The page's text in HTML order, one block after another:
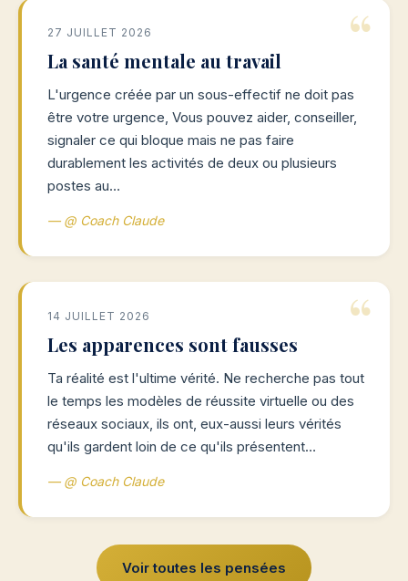
27 JUILLET 2026
La santé mentale au travail
L'urgence créée par un sous-effectif ne doit pas
être votre urgence, Vous pouvez aider, conseiller,
signaler ce qui bloque mais ne pas faire
durablement les activités de deux ou plusieurs
postes au…
— @ Coach Claude
14 JUILLET 2026
Les apparences sont fausses
Ta réalité est l'ultime vérité. Ne recherche pas tout
le temps les modèles de réussite virtuelle ou des
réseaux sociaux, ils ont, eux-aussi leurs vérités
qu'ils gardent loin de ce qu'ils présentent…
— @ Coach Claude
Voir toutes les pensées